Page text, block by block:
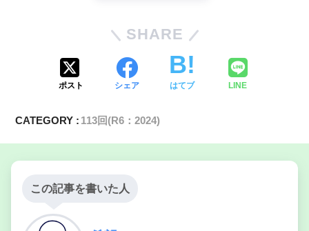
SHARE
ポスト シェア はてブ LINE
CATEGORY : 113回(R6：2024)
この記事を書いた人